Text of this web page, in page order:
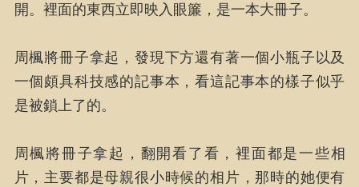
開。裡面的東西立即映入眼簾，是一本大冊子。
周楓將冊子拿起，發現下方還有著一個小瓶子以及
一個頗具科技感的記事本，看這記事本的樣子似乎
是被鎖上了的。
周楓將冊子拿起，翻開看了看，裡面都是一些相
片，主要都是母親很小時候的相片，那時的她便有